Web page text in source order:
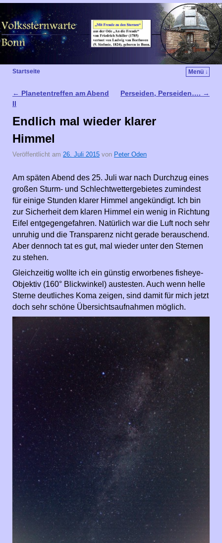
Startseite Menü ↓
Artikelnavigation
← Planetentreffen am Abend
II
Perseiden, Perseiden…. →
Endlich mal wieder klarer
Himmel
Veröffentlicht am 26. Juli 2015 von Peter Oden
Am späten Abend des 25. Juli war nach Durchzug eines
großen Sturm- und Schlechtwettergebietes zumindest
für einige Stunden klarer Himmel angekündigt. Ich bin
zur Sicherheit dem klaren Himmel ein wenig in Richtung
Eifel entgegengefahren. Natürlich war die Luft noch sehr
unruhig und die Transparenz nicht gerade berauschend.
Aber dennoch tat es gut, mal wieder unter den Sternen
zu stehen.
Gleichzeitig wollte ich ein günstig erworbenes fisheye-
Objektiv (160° Blickwinkel) austesten. Auch wenn helle
Sterne deutliches Koma zeigen, sind damit für mich jetzt
doch sehr schöne Übersichtsaufnahmen möglich.